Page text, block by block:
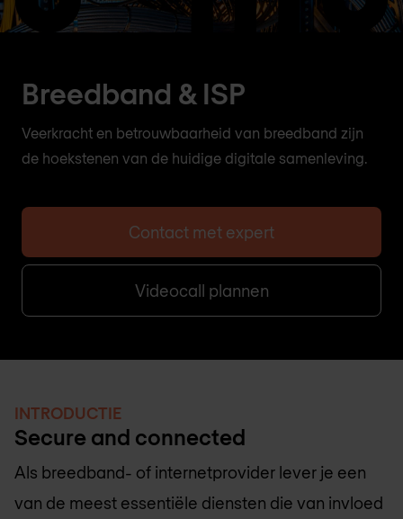
Breedband & ISP
Veerkracht en betrouwbaarheid van breedband zijn
de hoekstenen van de huidige digitale samenleving.
Contact met expert
Videocall plannen
INTRODUCTIE
Secure and connected
Als breedband- of internetprovider lever je een
van de meest essentiële diensten die van invloed